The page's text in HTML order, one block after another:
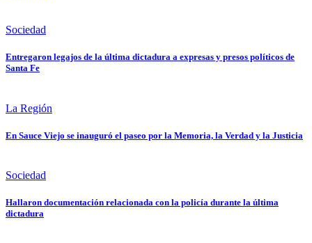
Sociedad
Entregaron legajos de la última dictadura a expresas y presos políticos de
Santa Fe
La Región
En Sauce Viejo se inauguró el paseo por la Memoria, la Verdad y la Justicia
Sociedad
Hallaron documentación relacionada con la policía durante la última
dictadura